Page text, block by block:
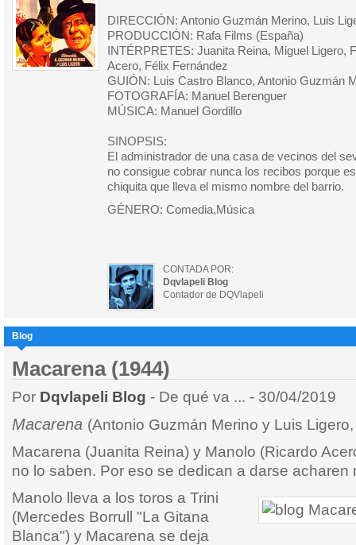
DIRECCIÓN: Antonio Guzmán Merino, Luis
PRODUCCIÓN: Rafa Films (España)
INTÉRPRETES: Juanita Reina, Miguel Ligero,
Acero, Félix Fernández
GUIÓN: Luis Castro Blanco, Antonio Guzmán
FOTOGRAFÍA: Manuel Berenguer
MÚSICA: Manuel Gordillo
SINOPSIS:
El administrador de una casa de vecinos del
no consigue cobrar nunca los recibos porque
chiquita que lleva el mismo nombre del barrio.
GÉNERO: Comedia,Música
CONTADA POR:
Dqvlapeli Blog
Contador de DQVlapeli
Blog
Macarena (1944)
Por Dqvlapeli Blog - De qué va ... - 30/04/2019
Macarena (Antonio Guzmán Merino y Luis
Macarena (Juanita Reina) y Manolo (Ricardo
no lo saben. Por eso se dedican a darse acharen
Manolo lleva a los toros a Trini
(Mercedes Borrull "La Gitana
Blanca") y Macarena se deja